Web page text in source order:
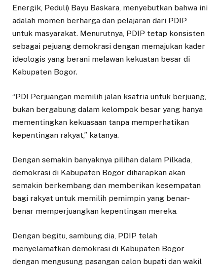
Energik, Peduli) Bayu Baskara, menyebutkan bahwa ini
adalah momen berharga dan pelajaran dari PDIP
untuk masyarakat. Menurutnya, PDIP tetap konsisten
sebagai pejuang demokrasi dengan memajukan kader
ideologis yang berani melawan kekuatan besar di
Kabupaten Bogor.
“PDI Perjuangan memilih jalan ksatria untuk berjuang,
bukan bergabung dalam kelompok besar yang hanya
mementingkan kekuasaan tanpa memperhatikan
kepentingan rakyat,” katanya.
Dengan semakin banyaknya pilihan dalam Pilkada,
demokrasi di Kabupaten Bogor diharapkan akan
semakin berkembang dan memberikan kesempatan
bagi rakyat untuk memilih pemimpin yang benar-
benar memperjuangkan kepentingan mereka.
Dengan begitu, sambung dia, PDIP telah
menyelamatkan demokrasi di Kabupaten Bogor
dengan mengusung pasangan calon bupati dan wakil